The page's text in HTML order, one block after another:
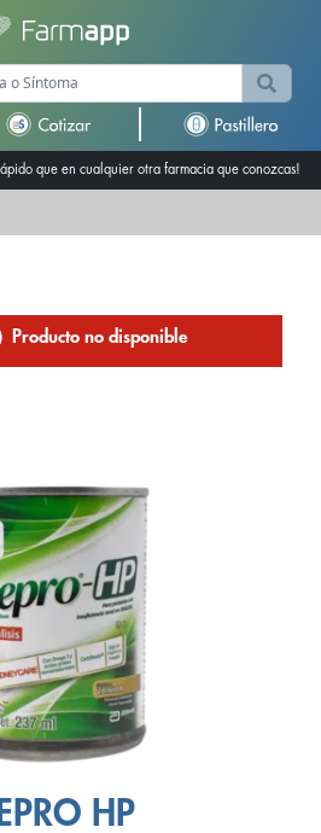
que en cualquier otra farmacia que conozcas!
Producto no disponible
HP